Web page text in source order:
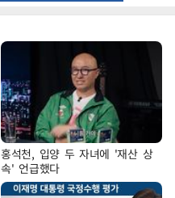
홍석천, 입양 두 자녀에 '재산 상
속' 언급했다